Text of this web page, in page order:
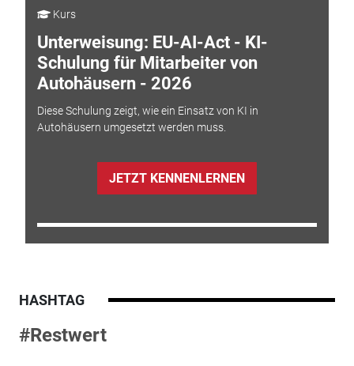
Kurs
Unterweisung: EU-AI-Act - KI-
Schulung für Mitarbeiter von
Autohäusern - 2026
Diese Schulung zeigt, wie ein Einsatz von KI in
Autohäusern umgesetzt werden muss.
JETZT KENNENLERNEN
HASHTAG
#Restwert